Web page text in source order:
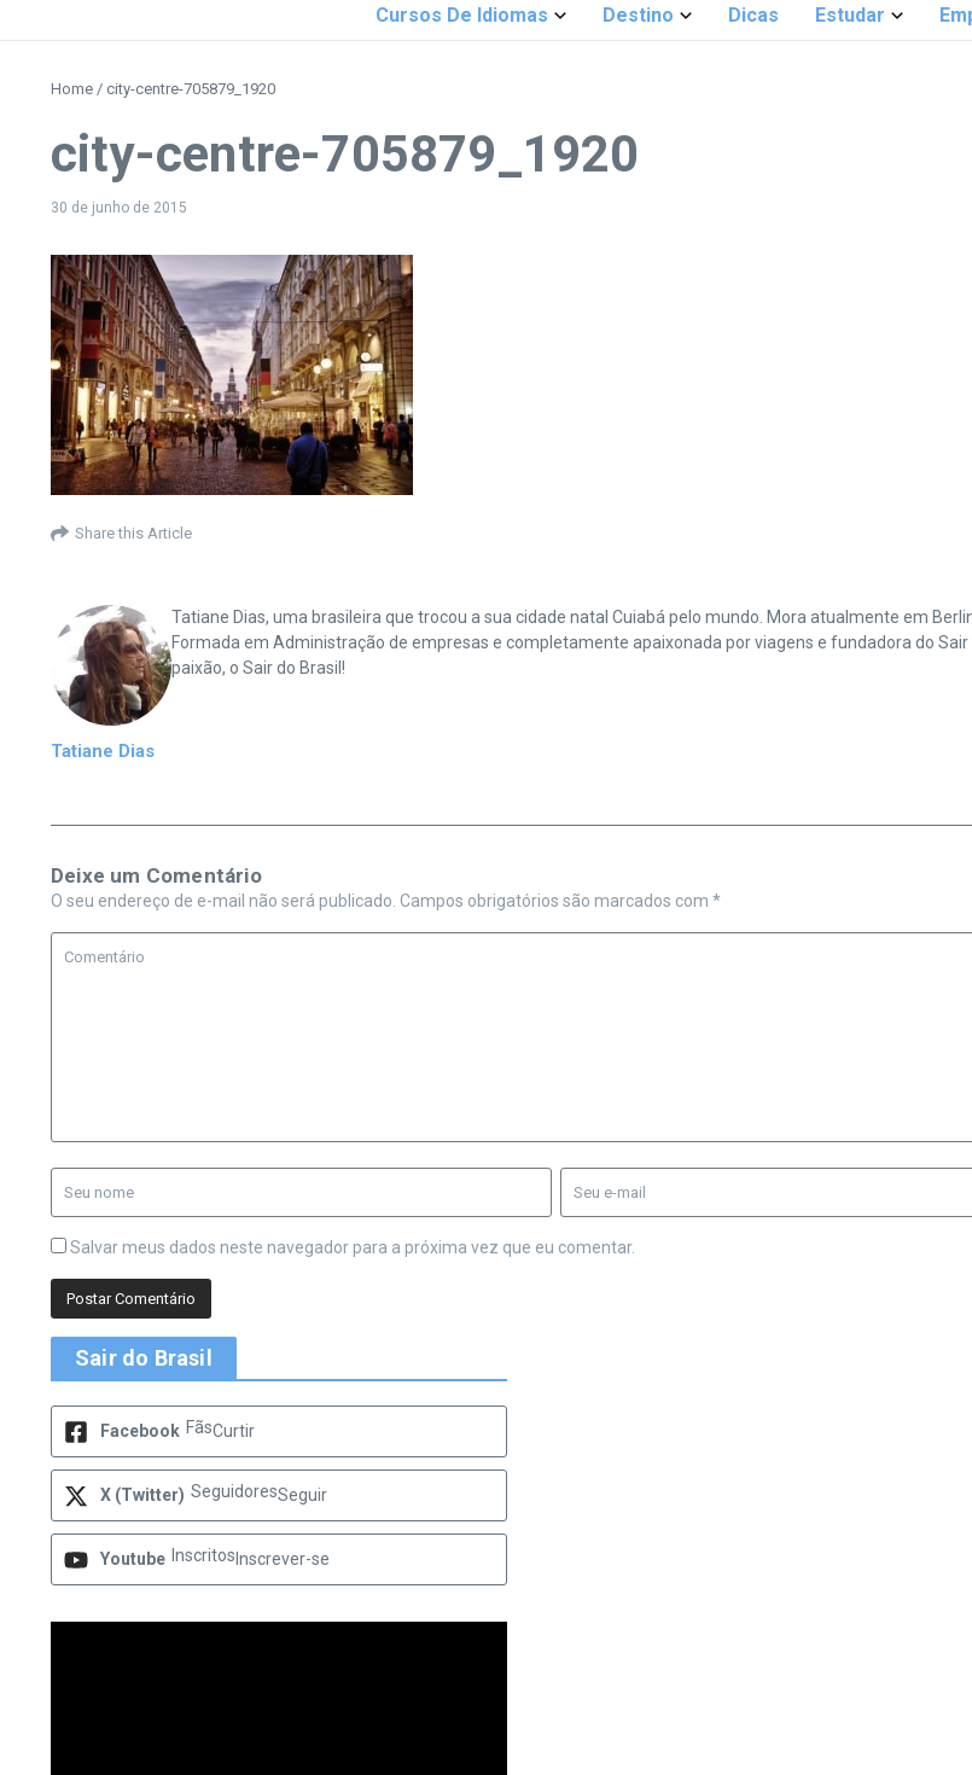
Cursos De Idiomas Destino Dicas Estudar
Home / city-centre-705879_1920
city-centre-705879_1920
30 de junho de 2015
Share this Article
Tatiane Dias
Tatiane Dias, uma brasileira que trocou a sua cidade natal Cuiabá pelo mundo. Mora atualmente em
Formada em Administração de empresas e completamente apaixonada por viagens e fundadora do
paixão, o Sair do Brasil!
Deixe um Comentário
O seu endereço de e-mail não será publicado. Campos obrigatórios são marcados com *
Salvar meus dados neste navegador para a próxima vez que eu comentar.
Sair do Brasil
Facebook FãsCurtir
X (Twitter) SeguidoresSeguir
Youtube Inscritos Inscrever-se